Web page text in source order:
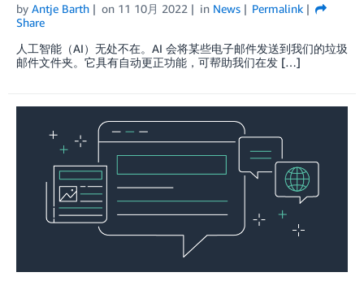
by Antje Barth on 11 10月 2022 in News
Permalink
Share
人工智能（AI）无处不在。AI 会将某些电子邮件发送到我们的垃圾
邮件文件夹。它具有自动更正功能，可帮助我们在发 […]